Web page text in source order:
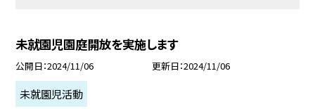
未就園児園庭開放を実施します
公開日 2024/11/06 更新日 2024/11/06
未就園児活動